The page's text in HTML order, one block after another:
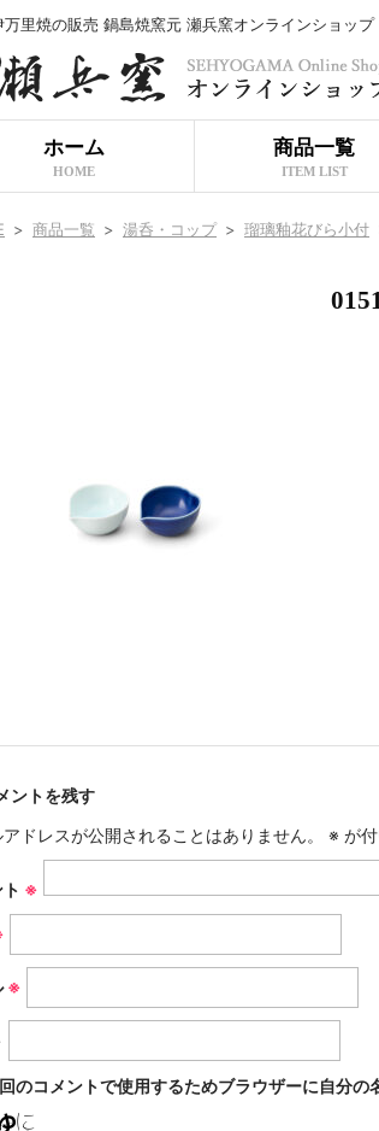
万里焼の販売 鍋島焼窯元 瀬兵窯オンラインショップ
ホーム
HOME
商品一覧
ITEM LIST
> 商品一覧 > 湯呑・コップ > 瑠璃釉花びら小付
ントを残す
アドレスが公開されることはありません。
※ が
※
※
のコメントで使用するためブラウザーに自分の